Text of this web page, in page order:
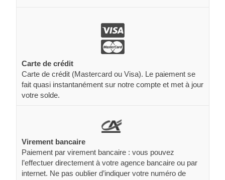
Carte de crédit
Carte de crédit (Mastercard ou Visa). Le paiement se
fait quasi instantanément sur notre compte et met à jour
votre solde.
Virement bancaire
Paiement par virement bancaire : vous pouvez
l’effectuer directement à votre agence bancaire ou par
internet. Ne pas oublier d’indiquer votre numéro de